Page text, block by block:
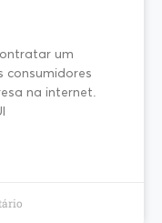
um
consumidores
na internet.